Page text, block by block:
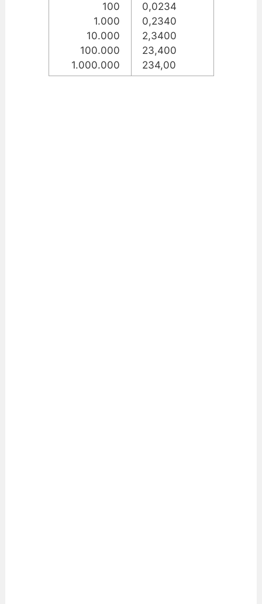
100
1.000
10.000
100.000
1.000.000
0,0234
0,2340
2,3400
23,400
234,00